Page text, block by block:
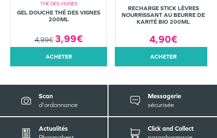
THÉ DES VIGNES
GEL DOUCHE THÉ DES VIGNES
200ML
4,99€ 3,99€
ACHETER
RECHARGE STICK LÈVRES
NOURRISSANT AU BEURRE DE
KARITÉ BIO 200ML
4,90€
ACHETER
Scan
d'ordonnance
Messagerie
sécurisée
Actualités
Click and Collect